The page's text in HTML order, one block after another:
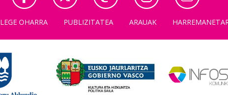
LEGE OHARRA PUBLIZITATEA ARAUAK